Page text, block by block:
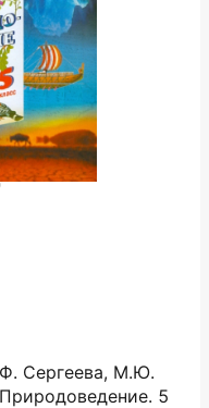
Сергеева, М.Ю.
5